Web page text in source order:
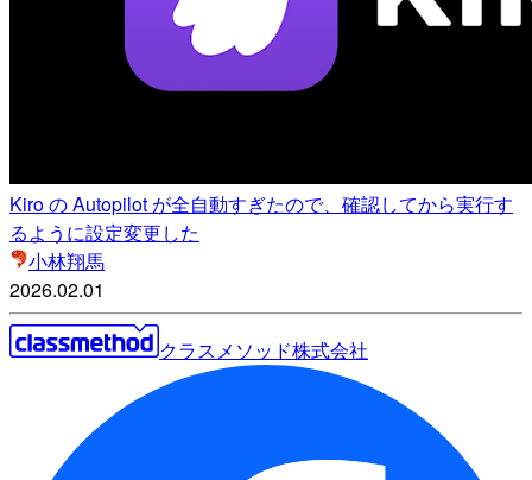
Kiro の Autopilot が全自動すぎたので、確認してから実行す
るように設定変更した
小林翔馬
2026.02.01
クラスメソッド株式会社